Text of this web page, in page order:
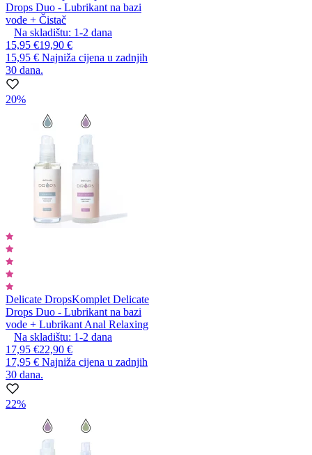
Drops Duo - Lubrikant na bazi
vode + Čistač
Na skladištu: 1-2 dana
15,95 €19,90 €
15,95 € Najniža cijena u zadnjih
30 dana.
20%
Delicate DropsKomplet Delicate
Drops Duo - Lubrikant na bazi
vode + Lubrikant Anal Relaxing
Na skladištu: 1-2 dana
17,95 €22,90 €
17,95 € Najniža cijena u zadnjih
30 dana.
22%